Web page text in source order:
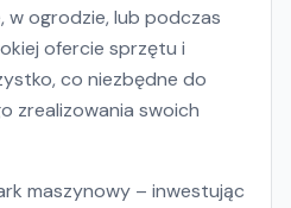
w ogrodzie, lub podczas
ofercie sprzętu i
co niezbędne do
zrealizowania swoich
maszynowy – inwestując